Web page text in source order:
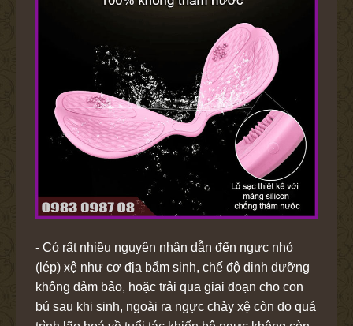
- Có rất nhiều nguyên nhân dẫn đến ngực nhỏ
(lép) xệ như cơ địa bẩm sinh, chế độ dinh dưỡng
không đảm bảo, hoặc trải qua giai đoạn cho con
bú sau khi sinh, ngoài ra ngực chảy xệ còn do quá